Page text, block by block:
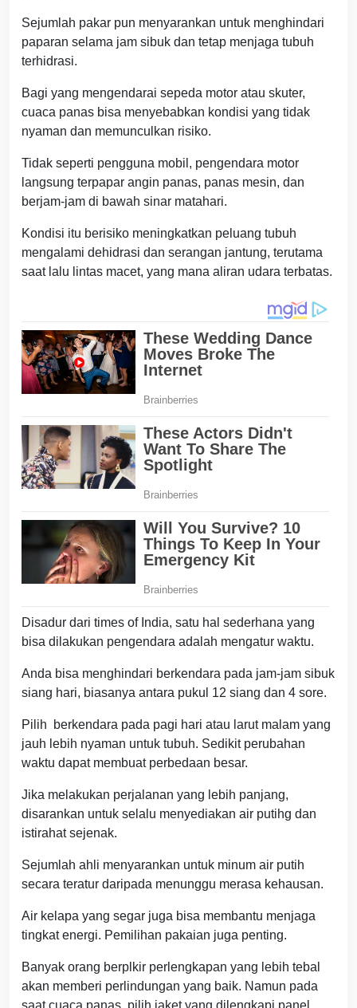
Sejumlah pakar pun menyarankan untuk menghindari
paparan selama jam sibuk dan tetap menjaga tubuh
terhidrasi.
Bagi yang mengendarai sepeda motor atau skuter,
cuaca panas bisa menyebabkan kondisi yang tidak
nyaman dan memunculkan risiko.
Tidak seperti pengguna mobil, pengendara motor
langsung terpapar angin panas, panas mesin, dan
berjam-jam di bawah sinar matahari.
Kondisi itu berisiko meningkatkan peluang tubuh
mengalami dehidrasi dan serangan jantung, terutama
saat lalu lintas macet, yang mana aliran udara terbatas.
Disadur dari times of India, satu hal sederhana yang
bisa dilakukan pengendara adalah mengatur waktu.
Anda bisa menghindari berkendara pada jam-jam sibuk
siang hari, biasanya antara pukul 12 siang dan 4 sore.
Pilih berkendara pada pagi hari atau larut malam yang
jauh lebih nyaman untuk tubuh. Sedikit perubahan
waktu dapat membuat perbedaan besar.
Jika melakukan perjalanan yang lebih panjang,
disarankan untuk selalu menyediakan air putihg dan
istirahat sejenak.
Sejumlah ahli menyarankan untuk minum air putih
secara teratur daripada menunggu merasa kehausan.
Air kelapa yang segar juga bisa membantu menjaga
tingkat energi. Pemilihan pakaian juga penting.
Banyak orang berplkir perlengkapan yang lebih tebal
akan memberi perlindungan yang baik. Namun pada
saat cuaca panas, pilih jaket yang dilengkapi panel